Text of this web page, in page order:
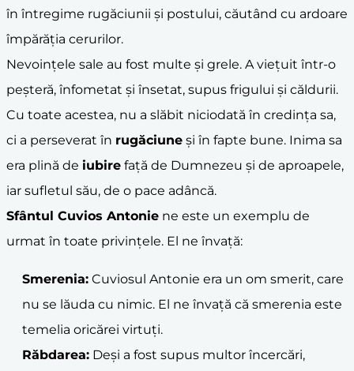
în întregime rugăciunii și postului, căutând cu ardoare
împărăția cerurilor.
Nevoințele sale au fost multe și grele. A viețuit într-o
peșteră, înfometat și însetat, supus frigului și căldurii.
Cu toate acestea, nu a slăbit niciodată în credința sa,
ci a perseverat în rugăciune și în fapte bune. Inima sa
era plină de iubire față de Dumnezeu și de aproapele,
iar sufletul său, de o pace adâncă.
Sfântul Cuvios Antonie ne este un exemplu de
urmat în toate privințele. El ne învață:
Smerenia: Cuviosul Antonie era un om smerit, care
nu se lăuda cu nimic. El ne învață că smerenia este
temelia oricărei virtuți.
Răbdarea: Deși a fost supus multor încercări,